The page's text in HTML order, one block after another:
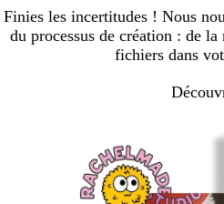
Finies les incertitudes ! Nous
du processus de création : de
fichiers dans